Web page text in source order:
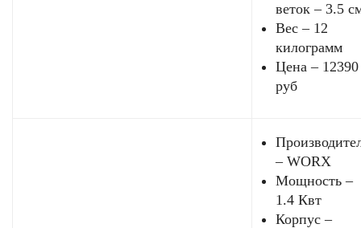
веток – 3.5
Вес – 12
килограмм
Цена – 12390
руб
– WORX
Мощность –
1.4 Квт
Корпус –